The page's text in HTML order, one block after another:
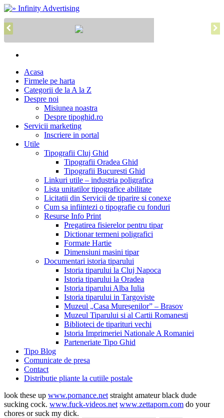
Acasa
Firmele pe harta
Categorii de la A la Z
Despre noi
Misiunea noastra
Despre tipoghid.ro
Servicii marketing
Inscriere in portal
Utile
Tipografii Cluj Ghid
Tipografii Oradea Ghid
Tipografii Bucuresti Ghid
Linkuri utile – industria poligrafica
Lista unitatilor tipografice abilitate
Licitatii din Servicii de tiparire si conexe
Cum sa infiintezi o tipografie cu fonduri
Resurse Info Print
Pregatirea fisierelor pentru tipar
Dictionar termeni poligrafici
Formate Hartie
Dimensiuni masini tipar
Documentari istoria tiparului
Istoria tiparului la Cluj Napoca
Istoria tiparului la Oradea
Istoria tiparului Alba Iulia
Istoria tiparului in Targoviste
Muzeul „Casa Mureșenilor” – Brasov
Muzeul Tiparului si al Cartii Romanesti
Biblioteci de tiparituri vechi
Istoria Imprimeriei Nationale A Romaniei
Parteneriate Tipo Ghid
Tipo Blog
Comunicate de presa
Contact
Distributie pliante la cutiile postale
look these up www.pornance.net straight amateur black dude
sucking cock. www.fuck-videos.net www.zettaporn.com do your
chores or suck my dick.